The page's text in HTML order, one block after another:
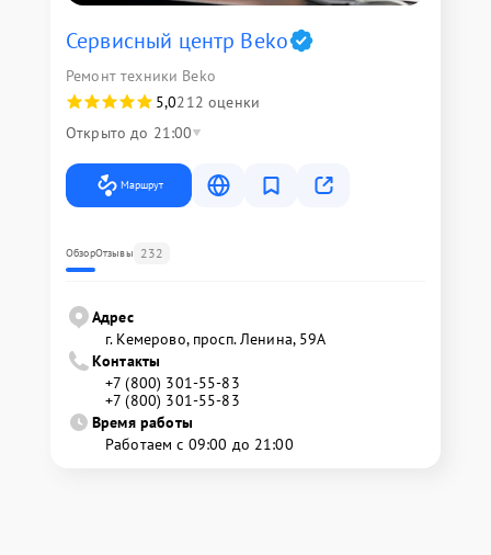
Сервисный центр Beko
Ремонт техники Beko
5,0212 оценки
Открыто до 21:00
Маршрут
ОбзорОтзывы 232
Адрес
г. Кемерово, просп. Ленина, 59А
Контакты
+7 (800) 301-55-83
+7 (800) 301-55-83
Время работы
Работаем с 09:00 до 21:00